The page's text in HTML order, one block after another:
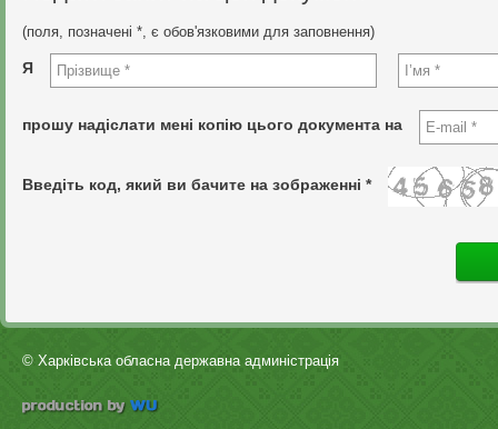
(поля, позначені *, є обов'язковими для заповнення)
Я
прошу надіслати мені копію цього документа на
Введіть код, який ви бачите на зображенні *
© Харківська обласна державна админістрація